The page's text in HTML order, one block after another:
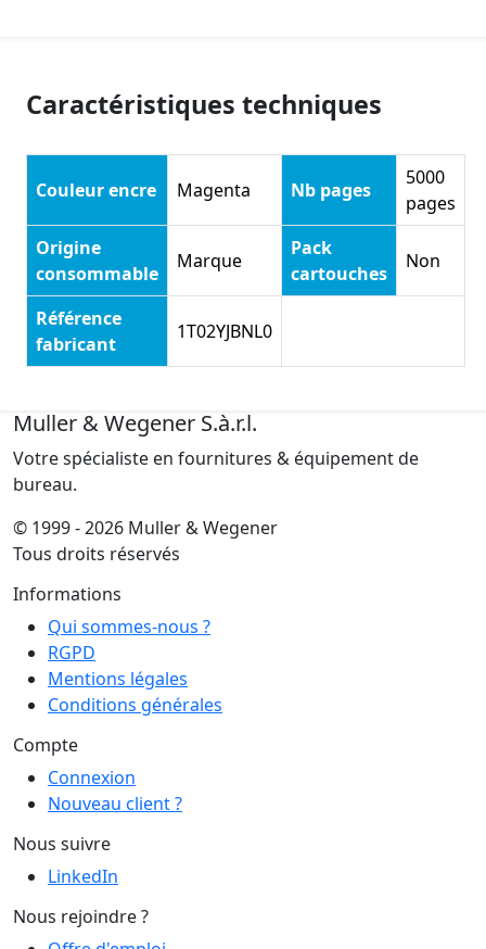
Caractéristiques techniques
Couleur encre Magenta Nb pages
5000
pages
Origine
consommable
Marque
Pack
cartouches
Non
Référence
fabricant
1T02YJBNL0
Muller & Wegener S.à.r.l.
Votre spécialiste en fournitures & équipement de
bureau.
© 1999 - 2026 Muller & Wegener
Tous droits réservés
Informations
Qui sommes-nous ?
RGPD
Mentions légales
Conditions générales
Compte
Connexion
Nouveau client ?
Nous suivre
LinkedIn
Nous rejoindre ?